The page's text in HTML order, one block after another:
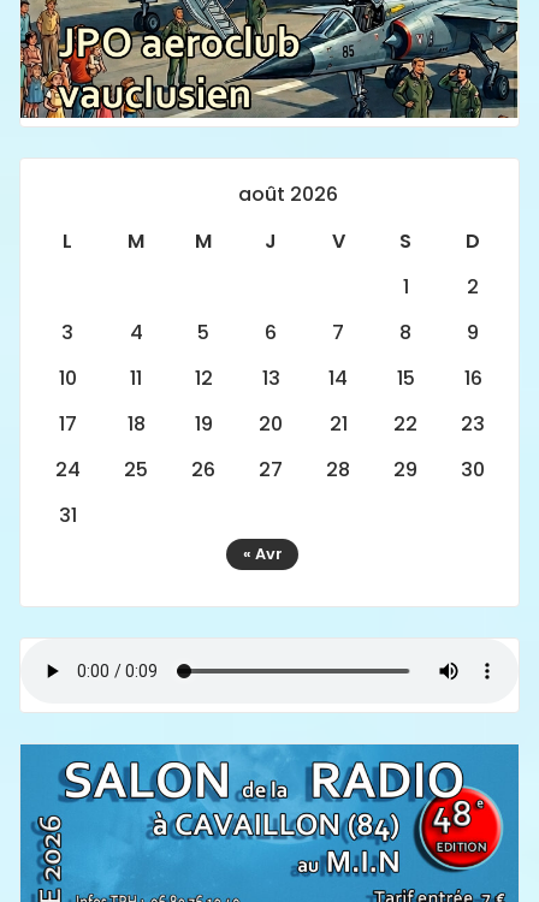
août 2026
L
M M J V S
D
1
2
3
4 5 6 7 8
9
10
11 12 13 14 15
16
17
18 19 20 21 22
23
24
25 26 27 28 29
30
31
« Avr